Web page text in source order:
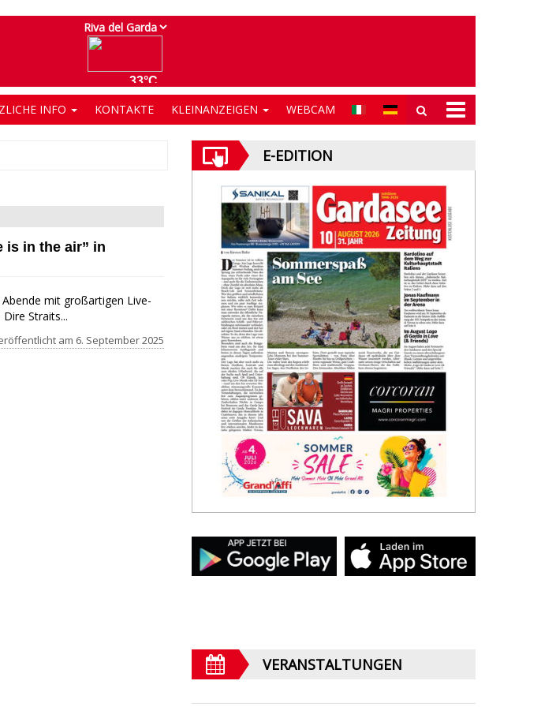
INFO KONTAKTE KLEINANZEIGEN WEBCAM
is in the air” in
mit großartigen Live-
Straits...
am 6. September 2025
E-EDITION
VERANSTALTUNGEN